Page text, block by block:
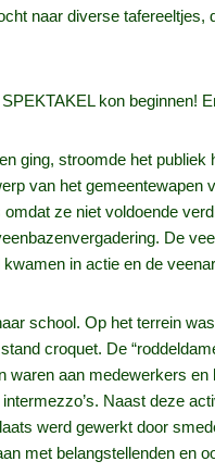
naar diverse
kon beginnen!
ging, stroomde het
van het
ze niet voldoende
De
in actie en de
school. Op het terrein
croquet. De
aan medewerkers
Naast deze
werd gewerkt door
met belangstellenden en